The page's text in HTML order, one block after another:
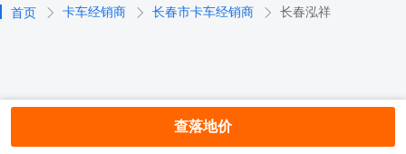
首页 卡车经销商 长春市卡车经销商 长春泓祥
查落地价